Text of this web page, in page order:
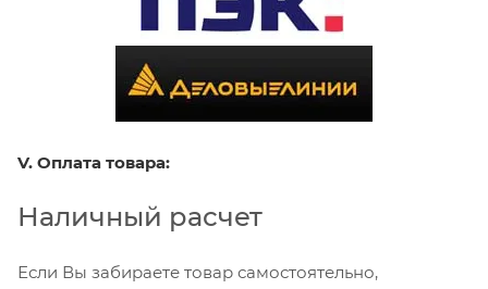
V. Оплата товара:
Наличный расчет
Если Вы забираете товар самостоятельно,